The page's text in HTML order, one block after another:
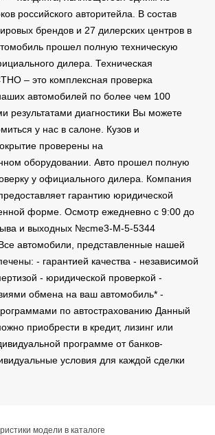
российского авторитейла. В состав
брендов и 27 дилерских центров в
прошел полную техническую
дилера. Техническая
– это комплексная проверка
автомобилей по более чем 100
результатами диагностики Вы можете
у нас в салоне. Кузов и
проверены на
оборудовании. Авто прошел полную
у официального дилера. Компания
гарантию юридической
форме. Осмотр ежедневно с 9:00 до
и выходных №cme3-M-5-5344
автомобили, представленные нашей
- гарантией качества - независимой
- юридической проверкой -
обмена на ваш автомобиль* -
по автострахованию Данный
приобрести в кредит, лизинг или
программе от банков-
условия для каждой сделки
модели в каталоге